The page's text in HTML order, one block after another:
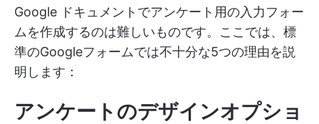
Google ドキュメントでアンケート用の入力フォー
ムを作成するのは難しいものです。ここでは、標
準のGoogleフォームでは不十分な5つの理由を説
明します：
アンケートのデザインオプショ